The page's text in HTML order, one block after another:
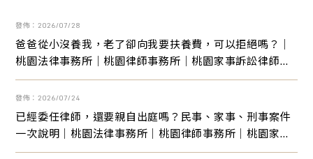
爸爸從小沒養我，老了卻向我要扶養費，可以拒絕嗎？｜
桃園法律事務所｜桃園律師事務所｜桃園家事訴訟律師｜
桃園離婚訴訟律師
發佈：2026/07/28
已經委任律師，還要親自出庭嗎？民事、家事、刑事案件
一次說明｜桃園法律事務所｜桃園律師事務所｜桃園家事
訴訟律師｜桃園離婚訴訟律師
發佈：2026/07/24